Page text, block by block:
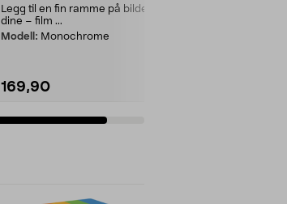
Legg til en fin ramme på bildene
dine – film ...
Modell: Monochrome
169,90